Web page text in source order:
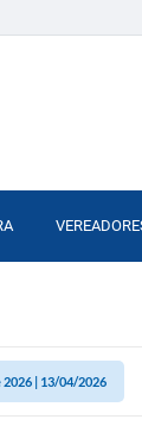
2026 | 13/04/2026